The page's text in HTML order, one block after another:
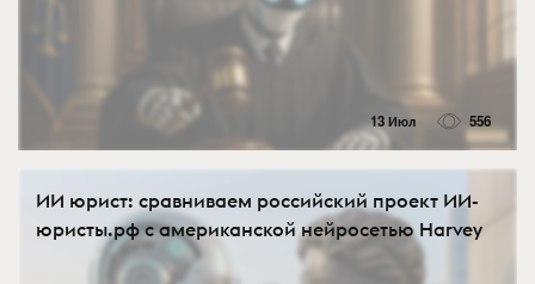
13 Июл 556
ИИ юрист: сравниваем российский проект ИИ-
юристы.рф с американской нейросетью Harvey